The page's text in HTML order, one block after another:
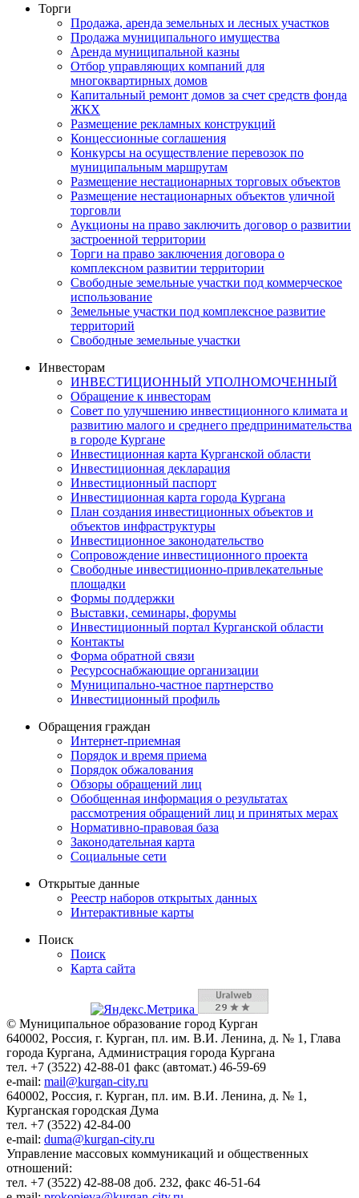
Торги
Продажа, аренда земельных и лесных участков
Продажа муниципального имущества
Аренда муниципальной казны
Отбор управляющих компаний для
многоквартирных домов
Капитальный ремонт домов за счет средств фонда
ЖКХ
Размещение рекламных конструкций
Концессионные соглашения
Конкурсы на осуществление перевозок по
муниципальным маршрутам
Размещение нестационарных торговых объектов
Размещение нестационарных объектов уличной
торговли
Аукционы на право заключить договор о развитии
застроенной территории
Торги на право заключения договора о
комплексном развитии территории
Свободные земельные участки под коммерческое
использование
Земельные участки под комплексное развитие
территорий
Свободные земельные участки
Инвесторам
ИНВЕСТИЦИОННЫЙ УПОЛНОМОЧЕННЫЙ
Обращение к инвесторам
Совет по улучшению инвестиционного климата и
развитию малого и среднего предпринимательства
в городе Кургане
Инвестиционная карта Курганской области
Инвестиционная декларация
Инвестиционный паспорт
Инвестиционная карта города Кургана
План создания инвестиционных объектов и
объектов инфраструктуры
Инвестиционное законодательство
Сопровождение инвестиционного проекта
Свободные инвестиционно-привлекательные
площадки
Формы поддержки
Выставки, семинары, форумы
Инвестиционный портал Курганской области
Контакты
Форма обратной связи
Ресурсоснабжающие организации
Муниципально-частное партнерство
Инвестиционный профиль
Обращения граждан
Интернет-приемная
Порядок и время приема
Порядок обжалования
Обзоры обращений лиц
Обобщенная информация о результатах
рассмотрения обращений лиц и принятых мерах
Нормативно-правовая база
Законодательная карта
Социальные сети
Открытые данные
Реестр наборов открытых данных
Интерактивные карты
Поиск
Поиск
Карта сайта
© Муниципальное образование город Курган
640002, Россия, г. Курган, пл. им. В.И. Ленина, д. № 1, Глава
города Кургана, Администрация города Кургана
тел. +7 (3522) 42-88-01 факс (автомат.) 46-59-69
e-mail: mail@kurgan-city.ru
640002, Россия, г. Курган, пл. им. В.И. Ленина, д. № 1,
Курганская городская Дума
тел. +7 (3522) 42-84-00
e-mail: duma@kurgan-city.ru
Управление массовых коммуникаций и общественных
отношений:
тел. +7 (3522) 42-88-08 доб. 232, факс 46-51-64